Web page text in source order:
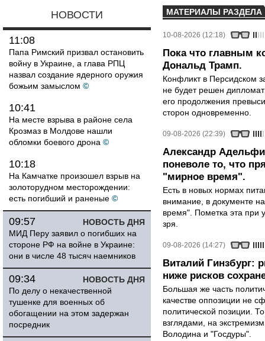
НОВОСТИ
11:08
Папа Римский призвал остановить
войну в Украине, а глава РПЦ
назвал создание ядерного оружия
божьим замыслом ©
10:41
На месте взрыва в районе села
Крозмаз в Молдове нашли
обломки боевого дрона ©
10:18
На Камчатке произошел взрыв на
золоторудном месторождении:
есть погибший и раненые ©
НОВОСТЬ ДНЯ
09:57
МИД Перу заявил о погибших на
стороне РФ на войне в Украине:
они в числе 48 тысяч наемников
НОВОСТЬ ДНЯ
09:34
По делу о некачественной
тушенке для военных об
обогащении на этом задержан
посредник
МАТЕРИАЛЫ РАЗДЕЛА
10-08-2026 (12:18)
Пока что главным
Дональд Трамп.
Конфликт в Персидском
не будет решен
его продолжения
сторон одновременно.
09-08-2026 (22:39)
Александр
поневоле то, что
"мирное время".
Есть в новых нормах
внимание, в документе
время". Пометка эта при
зря.
09-08-2026 (14:27)
Виталий Гинзбург:
ниже рисков
Большая же часть
качестве оппозиции не
политической позиции.
взглядами, на
Володина и "Госдуры".